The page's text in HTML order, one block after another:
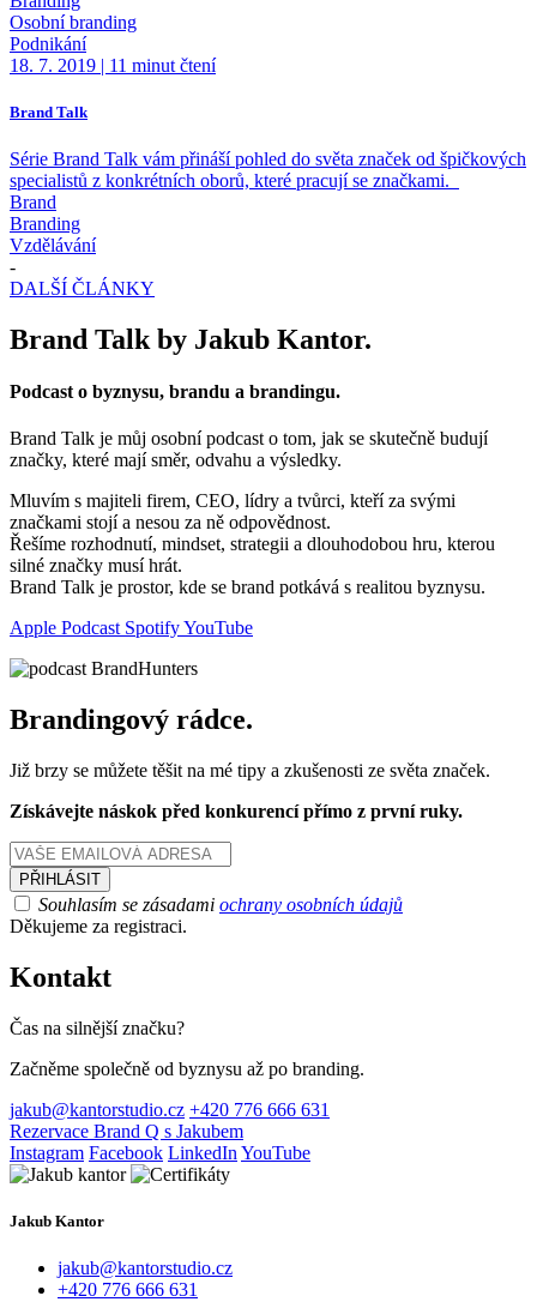
Osobní branding
Podnikání
18. 7. 2019 | 11 minut čtení
Brand Talk
Série Brand Talk vám přináší pohled do světa značek od špičkových
specialistů z konkrétních oborů, které pracují se značkami.
Brand
Branding
Vzdělávání
-
DALŠÍ ČLÁNKY
Brand Talk by Jakub Kantor.
Podcast o byznysu, brandu a brandingu.
Brand Talk je můj osobní podcast o tom, jak se skutečně budují
značky, které mají směr, odvahu a výsledky.
Mluvím s majiteli firem, CEO, lídry a tvůrci, kteří za svými
značkami stojí a nesou za ně odpovědnost.
Řešíme rozhodnutí, mindset, strategii a dlouhodobou hru, kterou
silné značky musí hrát.
Brand Talk je prostor, kde se brand potkává s realitou byznysu.
Apple Podcast SpotifyYouTube
Brandingový rádce.
Již brzy se můžete těšit na mé tipy a zkušenosti ze světa značek.
Získávejte náskok před konkurencí přímo z první ruky.
Souhlasím se zásadami ochrany osobních údajů
Děkujeme za registraci.
Kontakt
Čas na silnější značku?
Začněme společně od byznysu až po branding.
jakub@kantorstudio.cz +420 776 666 631
Rezervace Brand Q s Jakubem
Instagram Facebook LinkedIn YouTube
Jakub Kantor
jakub@kantorstudio.cz
+420 776 666 631